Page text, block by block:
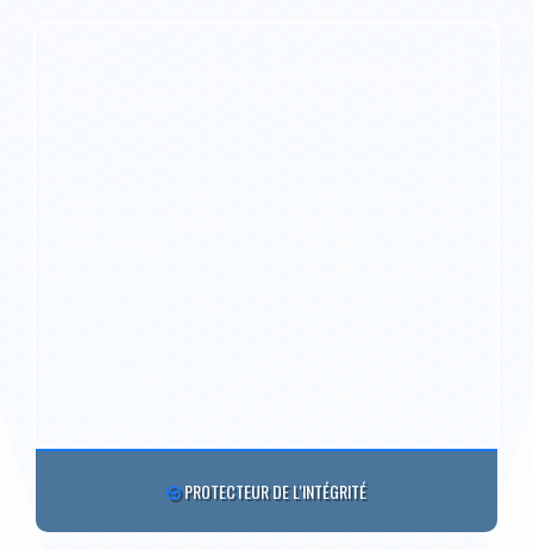
PROTECTEUR DE L'INTÉGRITÉ